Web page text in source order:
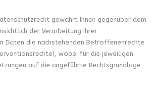
gewährt Ihnen gegenüber dem
der Verarbeitung Ihrer
Daten die nachstehenden Betroffenenrechte
wobei für die jeweiligen
auf die angeführte Rechtsgrundlage